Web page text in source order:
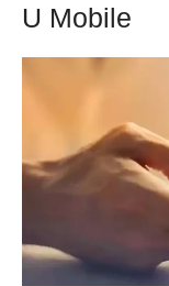
U Mobile